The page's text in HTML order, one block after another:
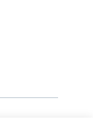
носит